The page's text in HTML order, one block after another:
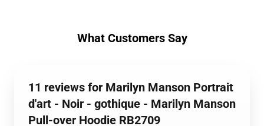
What Customers Say
11 reviews for Marilyn Manson Portrait
d'art - Noir - gothique - Marilyn Manson
Pull-over Hoodie RB2709